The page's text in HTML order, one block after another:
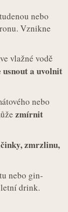
nebo
Vznikne
vlažné vodě
usnout a uvolnit
nebo
zmírnit
zmrzlinu,
nebo gin-
drink.